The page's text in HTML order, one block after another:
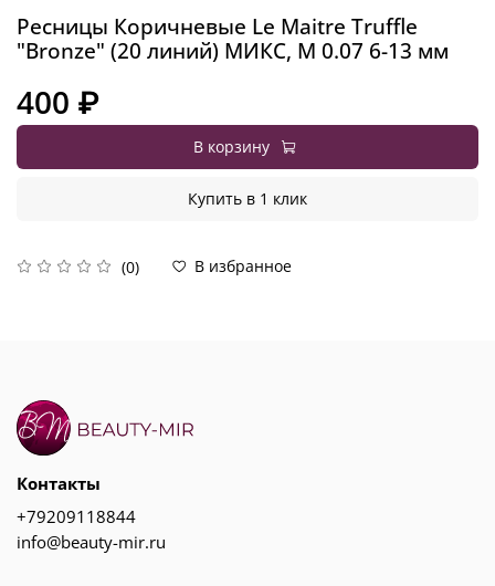
Ресницы Коричневые Le Maitre Truffle
"Bronze" (20 линий) МИКС, M 0.07 6-13 мм
(0) В избранное
400 ₽
В корзину
Купить в 1 клик
Контакты
+79209118844
info@beauty-mir.ru